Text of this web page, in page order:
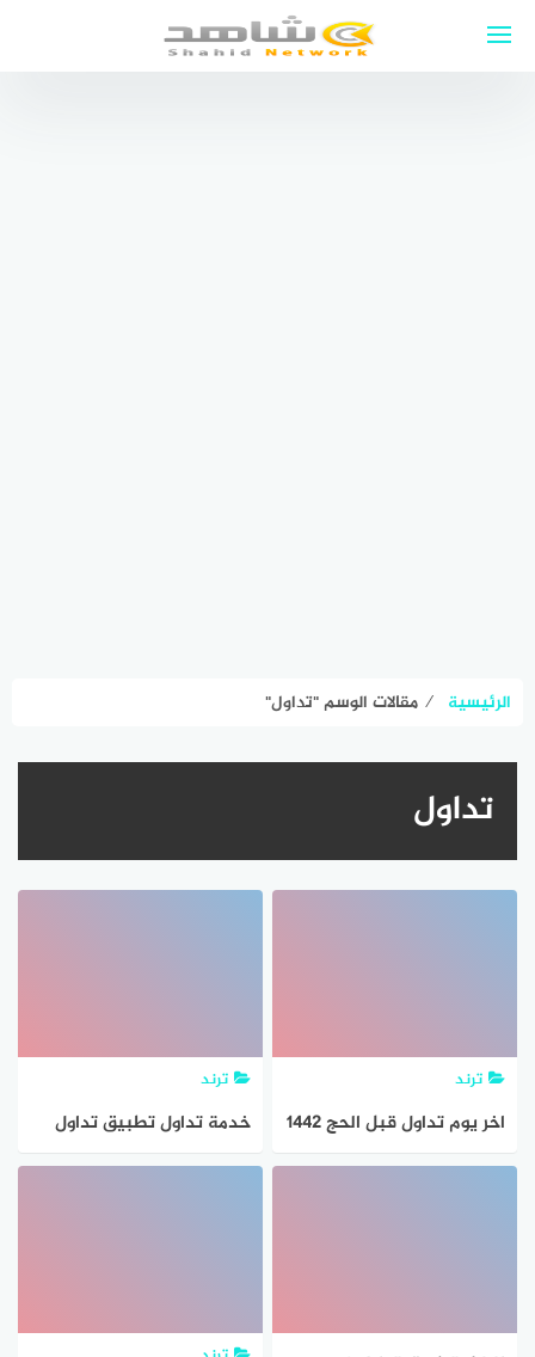
الرئيسية ⁄ مقالات الوسم "تداول"
تداول
ترند
اخر يوم تداول قبل الحج 1442
– 2021
ترند
خدمة تداول تطبيق تداول
الراجحي